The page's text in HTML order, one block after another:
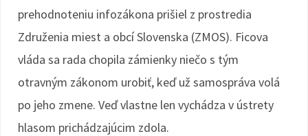
prehodnoteniu infozákona prišiel z prostredia
Združenia miest a obcí Slovenska (ZMOS). Ficova
vláda sa rada chopila zámienky niečo s tým
otravným zákonom urobiť, keď už samospráva volá
po jeho zmene. Veď vlastne len vychádza v ústrety
hlasom prichádzajúcim zdola.